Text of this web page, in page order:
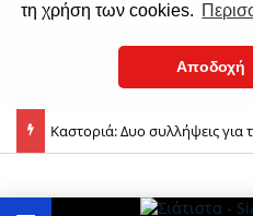
τη χρήση των cookies.
Αποδοχή
Καστοριά: Δυο συλλήψεις για